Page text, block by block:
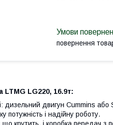
повернення
LTMG LG220, 16.9т:
дизельний двигун Cummins
і надійну роботу.